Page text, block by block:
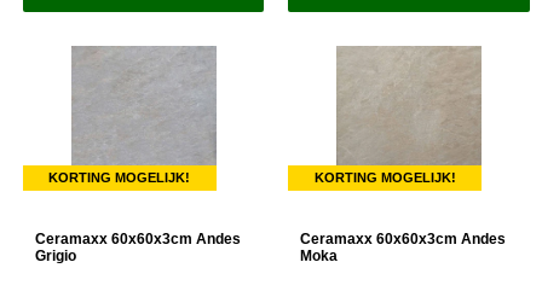
KORTING MOGELIJK!
Ceramaxx 60x60x3cm Andes
Grigio
KORTING MOGELIJK!
Ceramaxx 60x60x3cm Andes
Moka